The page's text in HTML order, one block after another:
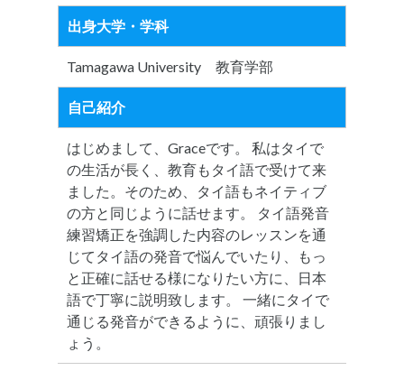
出身大学・学科
Tamagawa University 教育学部
自己紹介
はじめまして、Graceです。 私はタイで
の生活が長く、教育もタイ語で受けて来
ました。そのため、タイ語もネイティブ
の方と同じように話せます。 タイ語発音
練習矯正を強調した内容のレッスンを通
じてタイ語の発音で悩んでいたり、もっ
と正確に話せる様になりたい方に、日本
語で丁寧に説明致します。 一緒にタイで
通じる発音ができるように、頑張りまし
ょう。